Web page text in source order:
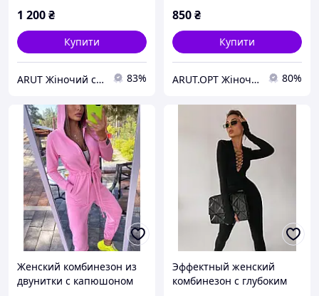
1 200₴
Купити
ARUT Жіночий стильний одяг від українського виробника 83%
850₴
Купити
ARUT.OPT Жіночий одяг по низьким цінам 80%
Женский комбинезон из
двунитки с капюшоном
Эффектный женский
комбинезон с глубоким